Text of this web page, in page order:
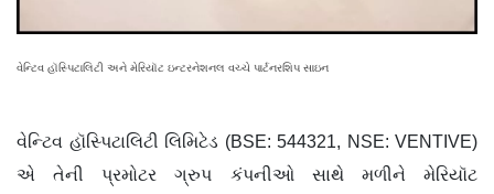
વેન્ટિવ હૉસ્પિટાલિટી અને મેરિયૉટ ઇન્ટરનેશનલ વચ્ચે પાર્ટનરશિપ સાઇન
વેન્ટિવ હૉસ્પિટાલિટી લિમિટેડ (BSE: 544321, NSE: VENTIVE)
એ તેની પ્રમોટર ગ્રુપ કંપનીઓ સાથે મળીને મેરિયૉટ